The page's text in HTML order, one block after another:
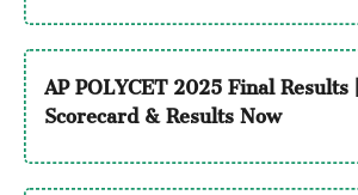
AP POLYCET 2025 Final
Scorecard & Results Now